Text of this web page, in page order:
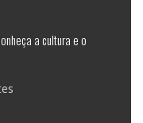
a cultura e o